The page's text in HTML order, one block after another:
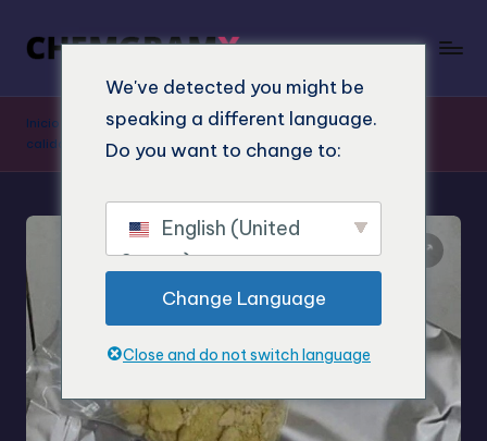
Inicio Tienda "Comprar 5F-MDMB-2201: investigación, alta
calidad
We've detected you might be
speaking a different language.
Do you want to change to:
English (United
States)
Change Language
Close and do not switch language